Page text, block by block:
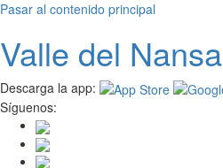
Pasar al contenido principal
Valle del Nansa
Descarga la app:
Síguenos: